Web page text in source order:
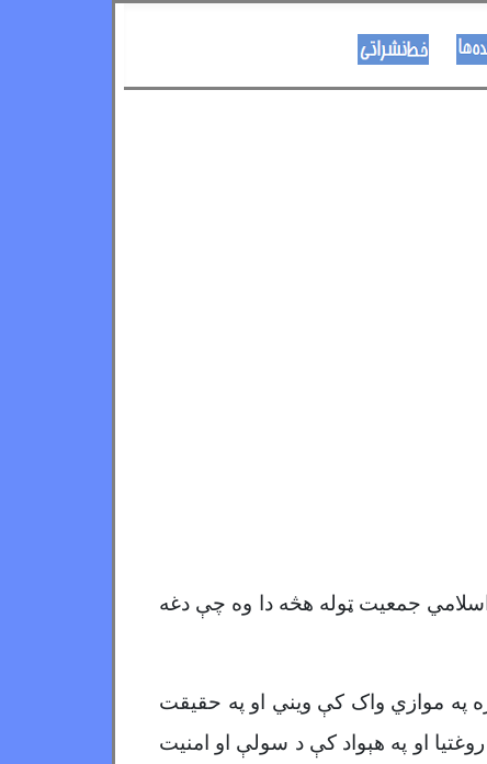
نویسنده ها
جمعیت ټوله هڅه دا وه چې دغه
په موازي واک کې ویني او په حقیقت
روغتیا او په هېواد کې د سولې او امنیت